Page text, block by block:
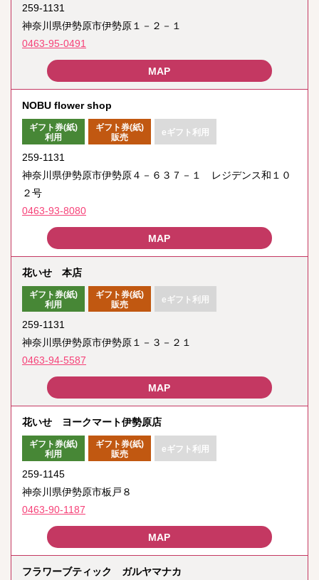
259-1131
神奈川県伊勢原市伊勢原１－２－１
0463-95-0491
NOBU flower shop
ギフト券(紙)
利用
ギフト券(紙)
販売
eギフト利用
259-1131
神奈川県伊勢原市伊勢原４－６３７－１ レジデンス和１０
２号
0463-93-8080
花いせ 本店
ギフト券(紙)
利用
ギフト券(紙)
販売
eギフト利用
259-1131
神奈川県伊勢原市伊勢原１－３－２１
0463-94-5587
花いせ ヨークマート伊勢原店
ギフト券(紙)
利用
ギフト券(紙)
販売
eギフト利用
259-1145
神奈川県伊勢原市板戸８
0463-90-1187
フラワーブティック ガルヤマナカ